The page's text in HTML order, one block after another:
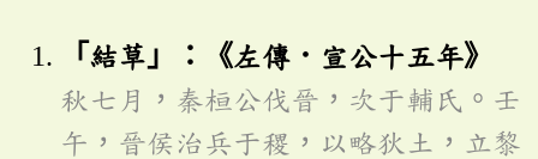
「結草」：《左傳．宣公十五年》
秋七月，秦桓公伐晉，次于輔氏。壬
午，晉侯治兵于稷，以略狄土，立黎